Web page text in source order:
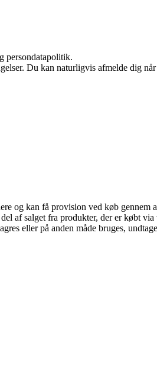
persondatapolitik.
Du kan naturligvis afmelde dig når
og kan få provision ved køb gennem
af salget fra produkter, der er købt
eller på anden måde bruges,